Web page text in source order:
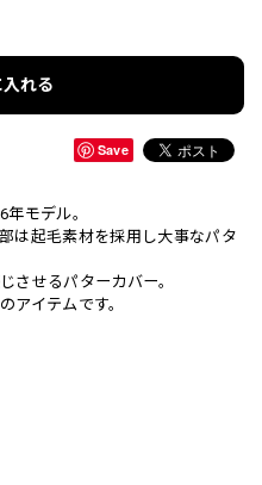
れる
Save
モデル。
は起毛素材を採用し大事なパタ
させるパターカバー。
アイテムです。